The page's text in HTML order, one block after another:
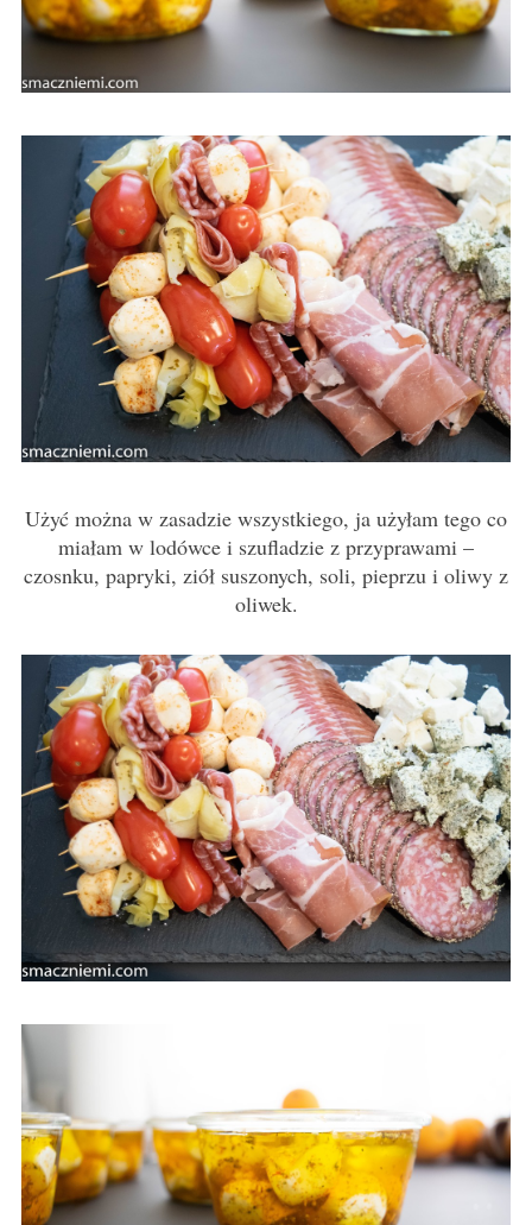
Użyć można w zasadzie wszystkiego, ja użyłam tego co
miałam w lodówce i szufladzie z przyprawami –
czosnku, papryki, ziół suszonych, soli, pieprzu i oliwy z
oliwek.